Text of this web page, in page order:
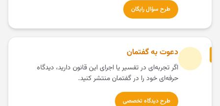
طرح سؤال رایگان
دعوت به گفتمان
اگر تجربه‌ای در تفسیر یا اجرای این قانون دارید، دیدگاه
حرفه‌ای خود را در گفتمان منتشر کنید.
طرح دیدگاه تخصصی